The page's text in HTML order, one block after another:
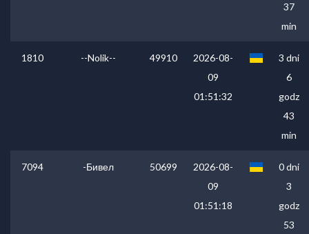
37
min
1810 --Nolik-- 49910
2026-08-
09
01:51:32
3 dni
6
godz
43
min
7094 -Бивел 50699
2026-08-
09
01:51:18
0 dni
3
godz
53